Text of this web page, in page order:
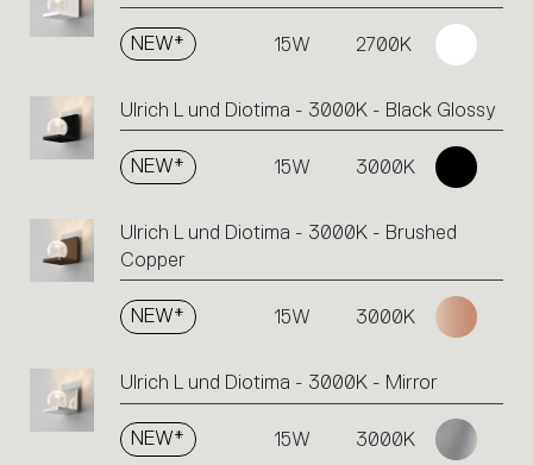
NEW* 15W 2700K
Ulrich L und Diotima - 3000K - Black Glossy
NEW* 15W 3000K
Ulrich L und Diotima - 3000K - Brushed
Copper
NEW* 15W 3000K
Ulrich L und Diotima - 3000K - Mirror
NEW* 15W 3000K